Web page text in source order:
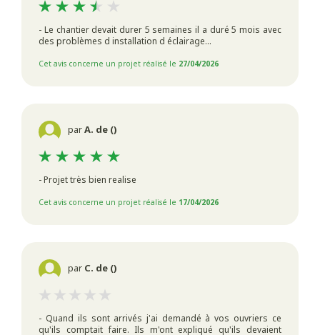
- Le chantier devait durer 5 semaines il a duré 5 mois avec
des problèmes d installation d éclairage...
Cet avis concerne un projet réalisé le 27/04/2026
parA. de ()
- Projet très bien realise
Cet avis concerne un projet réalisé le 17/04/2026
par C. de ()
- Quand ils sont arrivés j'ai demandé à vos ouvriers ce
qu'ils comptait faire. Ils m'ont expliqué qu'ils devaient